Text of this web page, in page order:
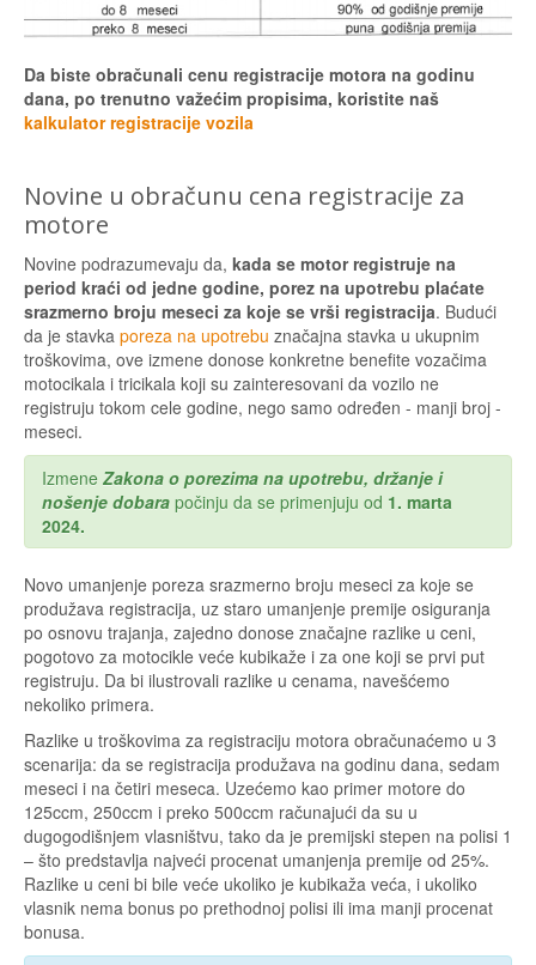
Da biste obračunali cenu registracije motora na godinu
dana, po trenutno važećim propisima, koristite naš
kalkulator registracije vozila
Novine u obračunu cena registracije za
motore
Novine podrazumevaju da, kada se motor registruje na
period kraći od jedne godine, porez na upotrebu plaćate
srazmerno broju meseci za koje se vrši registracija. Budući
da je stavka poreza na upotrebu značajna stavka u ukupnim
troškovima, ove izmene donose konkretne benefite vozačima
motocikala i tricikala koji su zainteresovani da vozilo ne
registruju tokom cele godine, nego samo određen - manji broj -
meseci.
Izmene Zakona o porezima na upotrebu, držanje i
nošenje dobara počinju da se primenjuju od 1. marta
2024.
Novo umanjenje poreza srazmerno broju meseci za koje se
produžava registracija, uz staro umanjenje premije osiguranja
po osnovu trajanja, zajedno donose značajne razlike u ceni,
pogotovo za motocikle veće kubikaže i za one koji se prvi put
registruju. Da bi ilustrovali razlike u cenama, navešćemo
nekoliko primera.
Razlike u troškovima za registraciju motora obračunaćemo u 3
scenarija: da se registracija produžava na godinu dana, sedam
meseci i na četiri meseca. Uzećemo kao primer motore do
125ccm, 250ccm i preko 500ccm računajući da su u
dugogodišnjem vlasništvu, tako da je premijski stepen na polisi 1
– što predstavlja najveći procenat umanjenja premije od 25%.
Razlike u ceni bi bile veće ukoliko je kubikaža veća, i ukoliko
vlasnik nema bonus po prethodnoj polisi ili ima manji procenat
bonusa.